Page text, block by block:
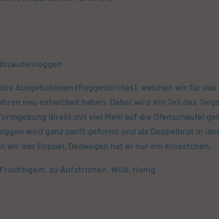
Ausgehobenen (Roggenbrotes), welchen wir für das
neu entwickelt haben. Dabei wird ein Teil des
direkt mit viel Mehl auf die Ofenschaufel
wird ganz sanft geformt und als Doppelbrot in
wir das Doppel. Deswegen hat er nur ein Kniestchen.
zu Aufstrichen, Wild, Honig